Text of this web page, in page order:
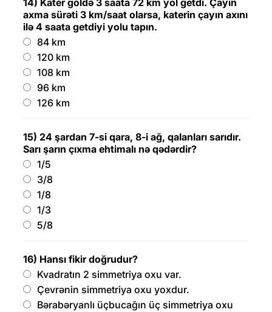
14) Kater göldə 3 saata 72 km yol getdi. Çayın
axma sürəti 3 km/saat olarsa, katerin çayın axını
ilə 4 saata getdiyi yolu tapın.
84 km
120 km
108 km
96 km
126 km
15) 24 şardan 7-si qara, 8-i ağ, qalanları sarıdır.
Sarı şarın çıxma ehtimalı nə qədərdir?
1/5
3/8
1/8
1/3
5/8
16) Hansı fikir doğrudur?
Kvadratın 2 simmetriya oxu var.
Çevrənin simmetriya oxu yoxdur.
Bərabəryanlı üçbucağın üç simmetriya oxu